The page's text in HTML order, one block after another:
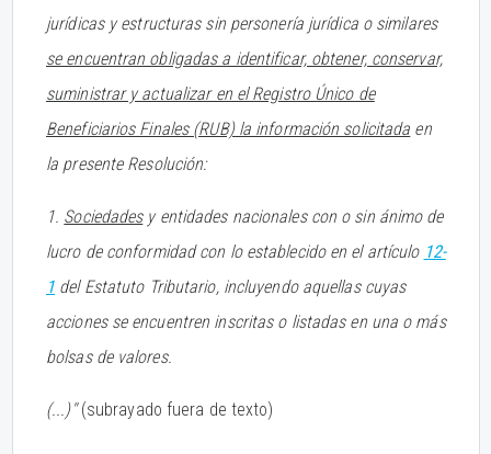
jurídicas y estructuras sin personería jurídica o similares
se encuentran obligadas a identificar, obtener, conservar,
suministrar y actualizar en el Registro Único de
Beneficiarios Finales (RUB) la información solicitada en
la presente Resolución:
1. Sociedadesy entidades nacionales con o sin ánimo de
lucro de conformidad con lo establecido en el artículo 12-
1 del Estatuto Tributario, incluyendo aquellas cuyas
acciones se encuentren inscritas o listadas en una o más
bolsas de valores.
(...)''(subrayado fuera de texto)